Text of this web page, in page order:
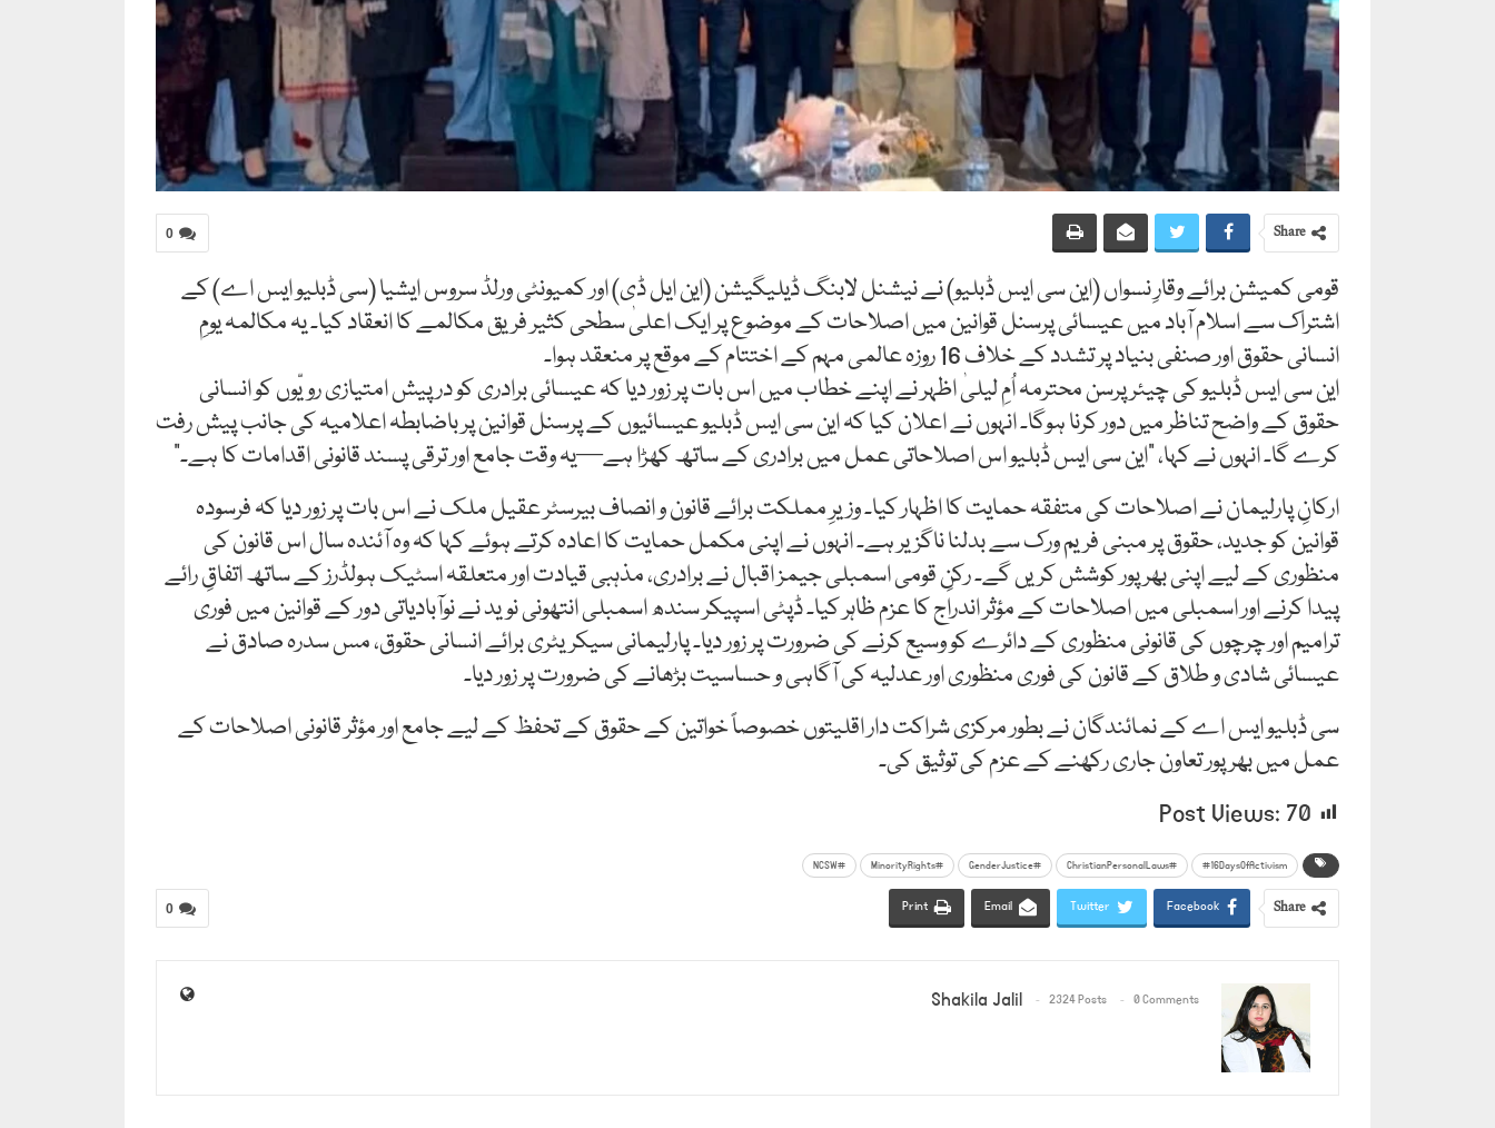
0
Share
قومی کمیشن برائے وقارِ نسواں (این سی ایس ڈبلیو) نے نیشنل لابنگ ڈیلیگیشن (این ایل ڈی) اور کمیونٹی ورلڈ سروس ایشیا (سی ڈبلیو ایس اے) کے
اشتراک سے اسلام آباد میں عیسائی پرسنل قوانین میں اصلاحات کے موضوع پر ایک اعلیٰ سطحی کثیر فریق مکالمے کا انعقاد کیا۔ یہ مکالمہ یومِ
انسانی حقوق اور صنفی بنیاد پر تشدد کے خلاف 16 روزہ عالمی مہم کے اختتام کے موقع پر منعقد ہوا۔
این سی ایس ڈبلیو کی چیئرپرسن محترمہ اُمِ لیلیٰ اظہر نے اپنے خطاب میں اس بات پر زور دیا کہ عیسائی برادری کو درپیش امتیازی رویّوں کو انسانی
حقوق کے واضح تناظر میں دور کرنا ہوگا۔ انہوں نے اعلان کیا کہ این سی ایس ڈبلیو عیسائیوں کے پرسنل قوانین پر باضابطہ اعلامیہ کی جانب پیش رفت
کرے گا۔ انہوں نے کہا، "این سی ایس ڈبلیو اس اصلاحاتی عمل میں برادری کے ساتھ کھڑا ہے—یہ وقت جامع اور ترقی پسند قانونی اقدامات کا ہے۔”
ارکانِ پارلیمان نے اصلاحات کی متفقہ حمایت کا اظہار کیا۔ وزیرِ مملکت برائے قانون و انصاف بیرسٹر عقیل ملک نے اس بات پر زور دیا کہ فرسودہ
قوانین کو جدید، حقوق پر مبنی فریم ورک سے بدلنا ناگزیر ہے۔ انہوں نے اپنی مکمل حمایت کا اعادہ کرتے ہوئے کہا کہ وہ آئندہ سال اس قانون کی
منظوری کے لیے اپنی بھرپور کوشش کریں گے۔ رکنِ قومی اسمبلی جیمز اقبال نے برادری، مذہبی قیادت اور متعلقہ اسٹیک ہولڈرز کے ساتھ اتفاقِ رائے
پیدا کرنے اور اسمبلی میں اصلاحات کے مؤثر اندراج کا عزم ظاہر کیا۔ ڈپٹی اسپیکر سندھ اسمبلی انتھونی نوید نے نوآبادیاتی دور کے قوانین میں فوری
ترامیم اور چرچوں کی قانونی منظوری کے دائرے کو وسیع کرنے کی ضرورت پر زور دیا۔ پارلیمانی سیکریٹری برائے انسانی حقوق، مس سدرہ صادق نے
عیسائی شادی و طلاق کے قانون کی فوری منظوری اور عدلیہ کی آگاہی و حساسیت بڑھانے کی ضرورت پر زور دیا۔
سی ڈبلیو ایس اے کے نمائندگان نے بطور مرکزی شراکت دار اقلیتوں خصوصاً خواتین کے حقوق کے تحفظ کے لیے جامع اور مؤثر قانونی اصلاحات کے
عمل میں بھرپور تعاون جاری رکھنے کے عزم کی توثیق کی۔
Post Views: 70
#16DaysOfActivism
#ChristianPersonalLaws
#GenderJustice
#MinorityRights
#NCSW
0 Share
Facebook
Twitter
Email
Print
Shakila Jalil 2324 Posts 0 Comments